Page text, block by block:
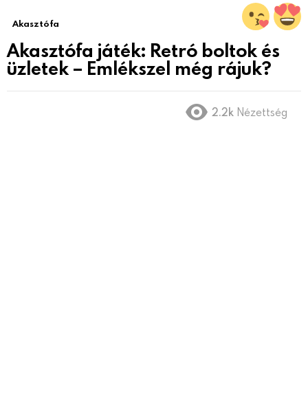
Akasztófa
Akasztófa játék: Retró boltok és
üzletek – Emlékszel még rájuk?
2.2k Nézettség